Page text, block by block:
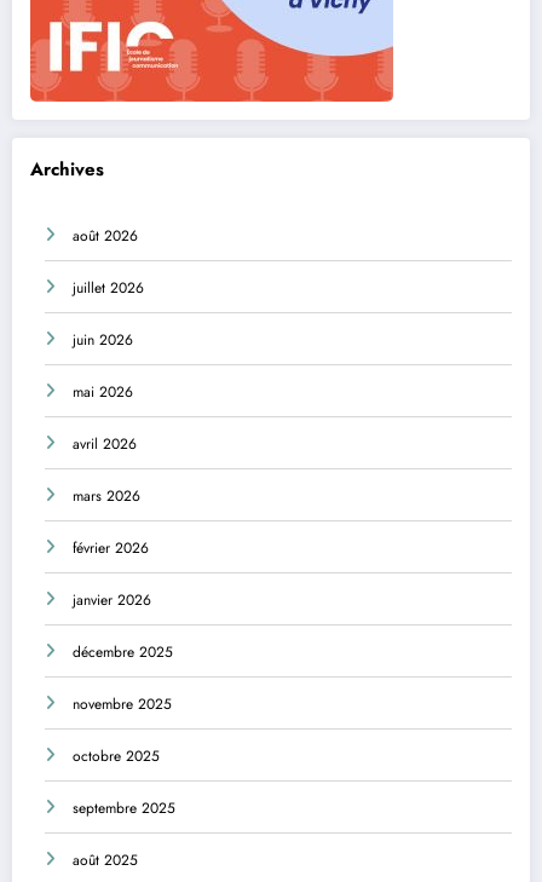
Archives
août 2026
juillet 2026
juin 2026
mai 2026
avril 2026
mars 2026
février 2026
janvier 2026
décembre 2025
novembre 2025
octobre 2025
septembre 2025
août 2025